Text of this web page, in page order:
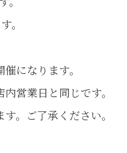
。
になります。
営業日と同じです。
。ご了承ください。